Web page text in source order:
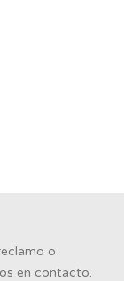
o
en contacto.